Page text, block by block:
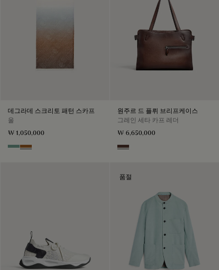
데그라데 스크리토 패턴 스카프
울
₩ 1,050,000
EmeraldTobacco
원주르 드 플뤼 브리프케이스
그레인 세타 카프 레더
₩ 6,650,000
Soft Brown
품절